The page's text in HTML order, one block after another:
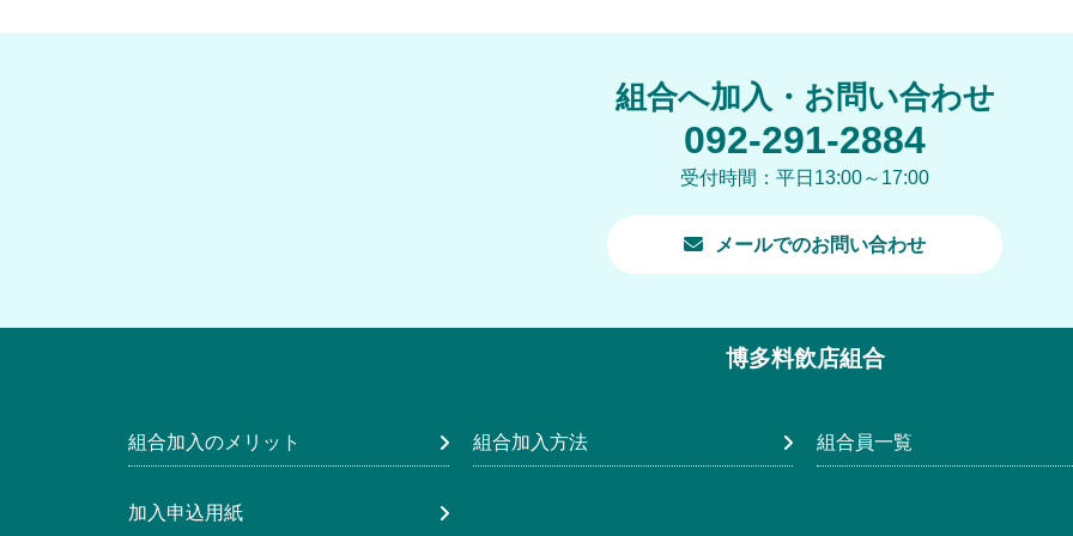
組合へ加入・お問い合わせ
092-291-2884
受付時間：平日13:00～17:00
メールでのお問い合わせ
博多料飲店組合
組合加入のメリット 組合加入方法 組合員一覧
加入申込用紙